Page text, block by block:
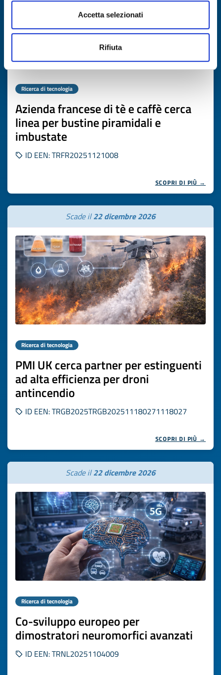
Accetta selezionati
Rifiuta
Ricerca di tecnologia
Azienda francese di tè e caffè cerca
linea per bustine piramidali e
imbustate
ID EEN: TRFR20251121008
SCOPRI DI PIÙ →
Scade il22 dicembre 2026
Ricerca di tecnologia
PMI UK cerca partner per estinguenti
ad alta efficienza per droni
antincendio
ID EEN: TRGB2025TRGB202511180271118027
SCOPRI DI PIÙ →
Scade il22 dicembre 2026
Ricerca di tecnologia
Co-sviluppo europeo per
dimostratori neuromorfici avanzati
ID EEN: TRNL20251104009